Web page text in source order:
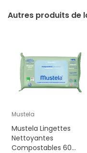
Autres produits de
Mustela
Mustela Lingettes
Nettoyantes
Compostables 60